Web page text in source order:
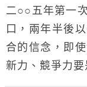
二○○五年第一
口，兩年半後
合的信念，即
新力、競爭力